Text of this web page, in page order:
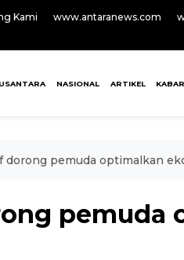
Kami www.antaranews.com
NASIONAL ARTIKEL
dorong pemuda optimalkan
pemuda